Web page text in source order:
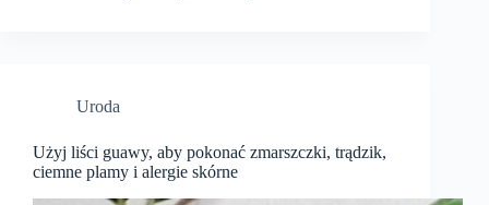
Uroda
Użyj liści guawy, aby pokonać zmarszczki, trądzik,
ciemne plamy i alergie skórne